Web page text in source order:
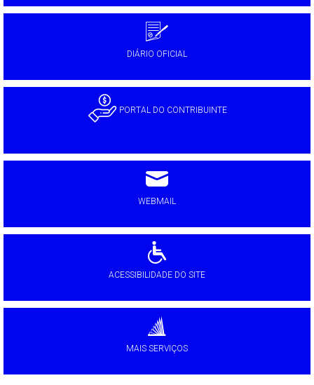
DIÁRIO OFICIAL
PORTAL DO CONTRIBUINTE
WEBMAIL
ACESSIBILIDADE DO SITE
MAIS SERVIÇOS